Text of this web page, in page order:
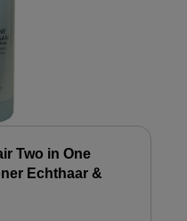
Two in One
Echthaar &